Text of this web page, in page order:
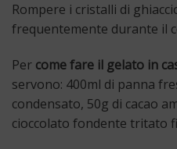
Rompere i cristalli di
frequentemente durante il
Per come fare il gelato in
servono: 400ml di panna
condensato, 50g di cacao
cioccolato fondente tritato